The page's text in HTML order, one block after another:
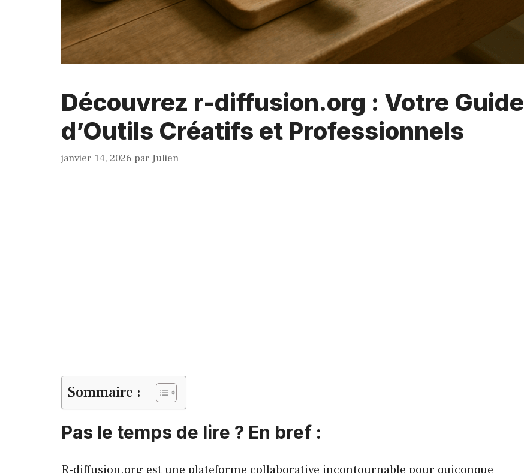
Découvrez r-diffusion.org : Votre Guide
d’Outils Créatifs et Professionnels
janvier 14, 2026 parJulien
Sommaire :
Pas le temps de lire ? En bref :
R-diffusion.org est une plateforme collaborative incontournable pour quiconque